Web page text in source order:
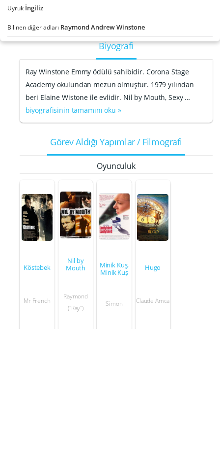
Uyruk İngiliz
Bilinen diğer adları Raymond Andrew Winstone
Biyografi
Ray Winstone Emmy ödülü sahibidir. Corona Stage
Academy okulundan mezun olmuştur. 1979 yılından
beri Elaine Wistone ile evlidir. Nil by Mouth, Sexy …
biyografisinin tamamını oku »
Görev Aldığı Yapımlar / Filmografi
Oyunculuk
Köstebek
Mr French
Nil by
Mouth
Raymond
("Ray")
Minik Kuş,
Minik Kuş
Simon
Hugo
Claude Amca